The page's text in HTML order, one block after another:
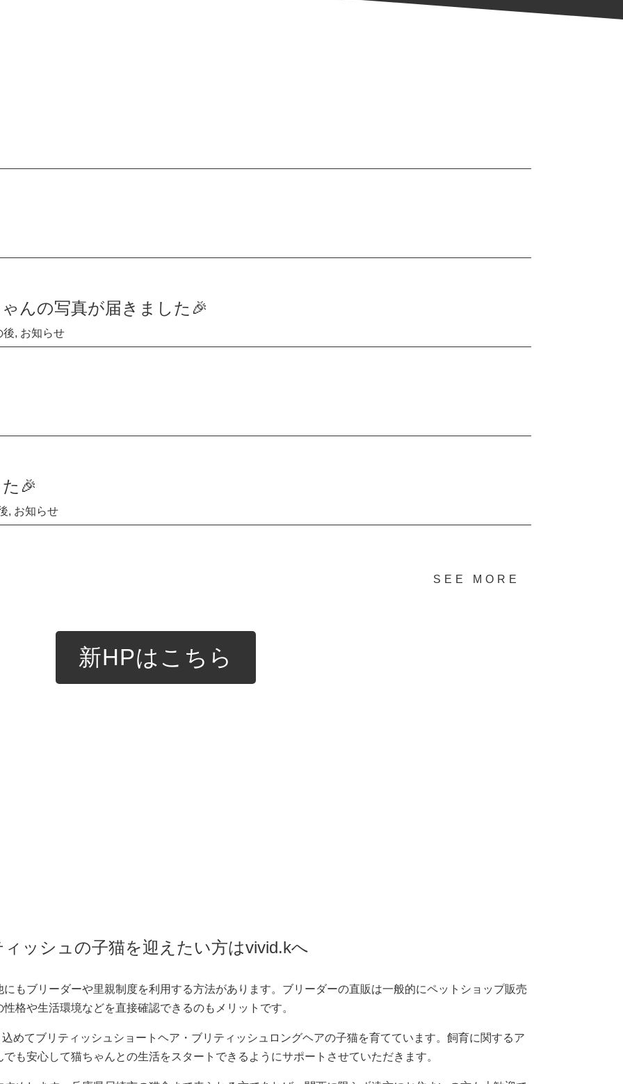
んの写真が届きました🎉
後, お知らせ
🎉
, お知らせ
SEE MORE
新HPはこちら
ッシュの子猫を迎えたい方はvivid.kへ
もブリーダーや里親制度を利用する方法があります。ブリーダーの直販は一般的にペットショップ販売
格や生活環境などを直接確認できるのもメリットです。
めてブリティッシュショートヘア・ブリティッシュロングヘアの子猫を育てています。飼育に関するア
も安心して猫ちゃんとの生活をスタートできるようにサポートさせていただきます。